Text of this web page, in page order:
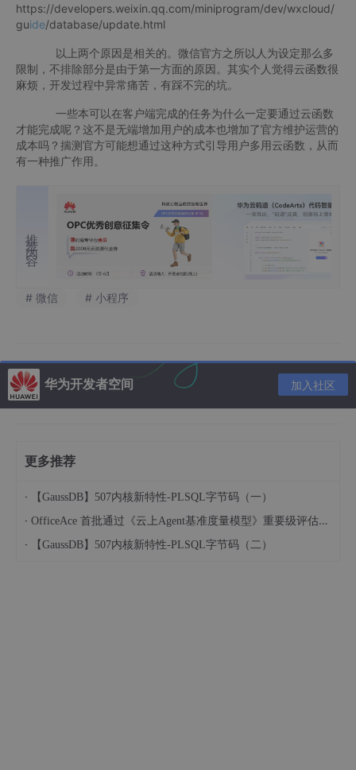
https://developers.weixin.qq.com/miniprogram/dev/wxcloud/
guide/database/update.html
以上两个原因是相关的。微信官方之所以人为设定那么多
限制，不排除部分是由于第一方面的原因。其实个人觉得云函数很
麻烦，开发过程中异常痛苦，有踩不完的坑。
一些本可以在客户端完成的任务为什么一定要通过云函数
才能完成呢？这不是无端增加用户的成本也增加了官方维护运营的
成本吗？揣测官方可能想通过这种方式引导用户多用云函数，从而
有一种推广作用。
推荐内容
# 微信 # 小程序
华为开发者空间 加入社区
更多推荐
· 【GaussDB】507内核新特性-PLSQL字节码（一）
· OfficeAce 首批通过《云上Agent基准度量模型》重要级评估，定义智能体可信新标杆
· 【GaussDB】507内核新特性-PLSQL字节码（二）